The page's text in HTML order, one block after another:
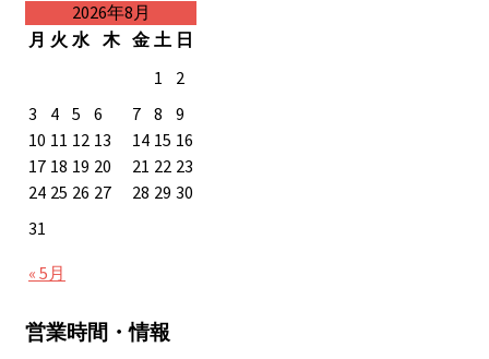
2026年8月
月 火 水 木 金 土 日
« 5月
1
2
3
4 5 6 7 8
9
10 11 12 13 14 15 16
17 18 19 20 21 22 23
24 25 26 27 28 29 30
31
営業時間・情報